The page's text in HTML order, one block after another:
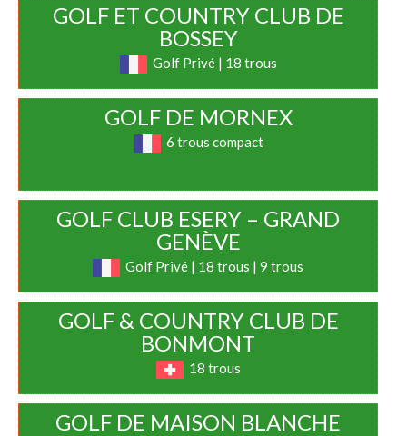
GOLF ET COUNTRY CLUB DE
BOSSEY
Golf Privé | 18 trous
GOLF DE MORNEX
6 trous compact
GOLF CLUB ESERY – GRAND
GENÈVE
Golf Privé | 18 trous | 9 trous
GOLF & COUNTRY CLUB DE
BONMONT
18 trous
GOLF DE MAISON BLANCHE